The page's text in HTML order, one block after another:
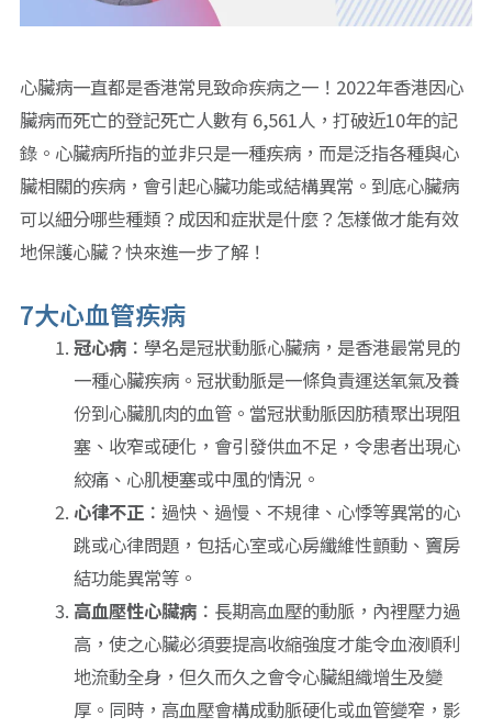
心臟病一直都是香港常見致命疾病之一！2022年香港因心
臟病而死亡的登記死亡人數有 6,561人，打破近10年的記
錄。心臟病所指的並非只是一種疾病，而是泛指各種與心
臟相關的疾病，會引起心臟功能或結構異常。到底心臟病
可以細分哪些種類？成因和症狀是什麼？怎樣做才能有效
地保護心臟？快來進一步了解！
7大心血管疾病
冠心病 ：學名是冠狀動脈心臟病，是香港最常見的
一種心臟疾病。冠狀動脈是一條負責運送氧氣及養
份到心臟肌肉的血管。當冠狀動脈因肪積聚出現阻
塞、收窄或硬化，會引發供血不足，令患者出現心
絞痛、心肌梗塞或中風的情況。
心律不正 ：過快、過慢、不規律、心悸等異常的心
跳或心律問題，包括心室或心房纖維性顫動、竇房
結功能異常等。
高血壓性心臟病 ：長期高血壓的動脈，內裡壓力過
高，使之心臟必須要提高收縮強度才能令血液順利
地流動全身，但久而久之會令心臟組織增生及變
厚。同時，高血壓會構成動脈硬化或血管變窄，影